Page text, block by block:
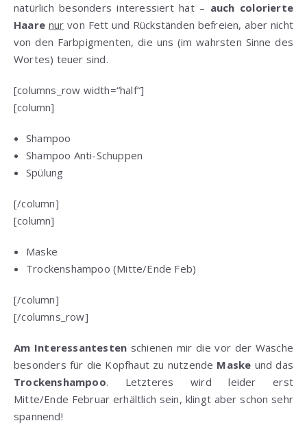
natürlich besonders interessiert hat – auch colorierte
Haare nur von Fett und Rückständen befreien, aber nicht
von den Farbpigmenten, die uns (im wahrsten Sinne des
Wortes) teuer sind.
[columns_row width=“half“]
[column]
Shampoo
Shampoo Anti-Schuppen
Spülung
[/column]
[column]
Maske
Trockenshampoo (Mitte/Ende Feb)
[/column]
[/columns_row]
Am Interessantesten schienen mir die vor der Wäsche
besonders für die Kopfhaut zu nutzende Maske und das
Trockenshampoo. Letzteres wird leider erst
Mitte/Ende Februar erhältlich sein, klingt aber schon sehr
spannend!